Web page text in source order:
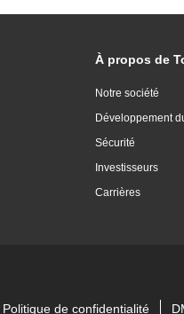
À propos de
Notre société
Développement
Sécurité
Investisseurs
Carrières
Politique de confidentialité